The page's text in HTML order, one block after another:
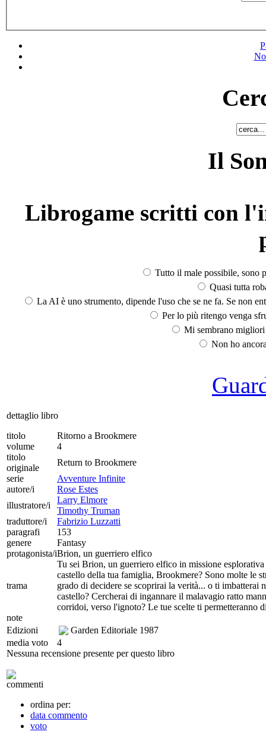
Il
Librogame scritti con
Tutto il male possibile, sono
Quasi tutta
La AI è uno strumento, dipende l'uso che se ne fa. Se non
Per lo più ritengo venga
Mi sembrano
Non ho
dettaglio libro
titolo
Ritorno a Brookmere
volume
4
titolo
originale
Return to Brookmere
serie
Avventure Infinite
autore/i
Rose Estes
illustratore/i
Larry Elmore
Timothy Truman
traduttore/i
Fabrizio Luzzatti
paragrafi
153
genere
Fantasy
protagonista/iBrion, un guerriero elfico
trama
Tu sei Brion, un guerriero elfico in missione
castello della tua famiglia, Brookmere? Sono molte le
grado di decidere se scoprirai la verità... o ti imbatterai
castello? Cercherai di ingannare il malavagio ratto
corridoi, verso l'ignoto? Le tue scelte ti permetteranno
note
Edizioni
Garden Editoriale 1987
media voto
4
Nessuna recensione presente per questo libro
commenti
ordina per:
data commento
voto